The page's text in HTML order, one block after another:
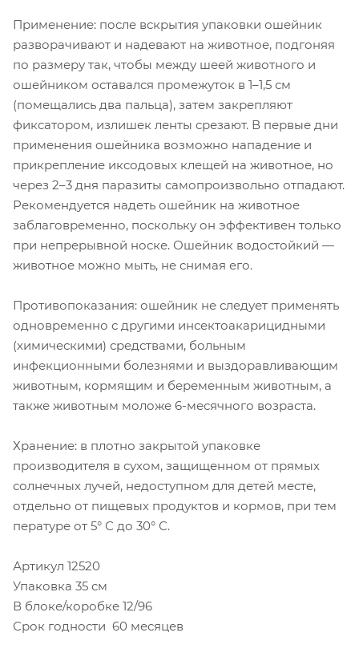
Применение: после вскрытия упаковки ошейник
разворачивают и надевают на животное, подгоняя
по размеру так, чтобы между шеей животного и
ошейником оставался промежуток в 1–1,5 см
(помещались два пальца), затем закрепляют
фиксатором, излишек ленты срезают. В первые дни
применения ошейника возможно нападение и
прикрепление иксодовых клещей на животное, но
через 2–3 дня паразиты самопроизвольно отпадают.
Рекомендуется надеть ошейник на животное
заблаговременно, поскольку он эффективен только
при непрерывной носке. Ошейник водостойкий —
животное можно мыть, не снимая его.
Противопоказания: ошейник не следует применять
одновременно с другими инсектоакарицидными
(химическими) средствами, больным
инфекционными болезнями и выздоравливающим
животным, кормящим и беременным животным, а
также животным моложе 6-месячного возраста.
Хранение: в плотно закрытой упаковке
производителя в сухом, защищенном от прямых
солнечных лучей, недоступном для детей месте,
отдельно от пищевых продуктов и кормов, при тем
пературе от 5° С до 30° С.
Артикул 12520
Упаковка 35 см
В блоке/коробке 12/96
Срок годности 60 месяцев